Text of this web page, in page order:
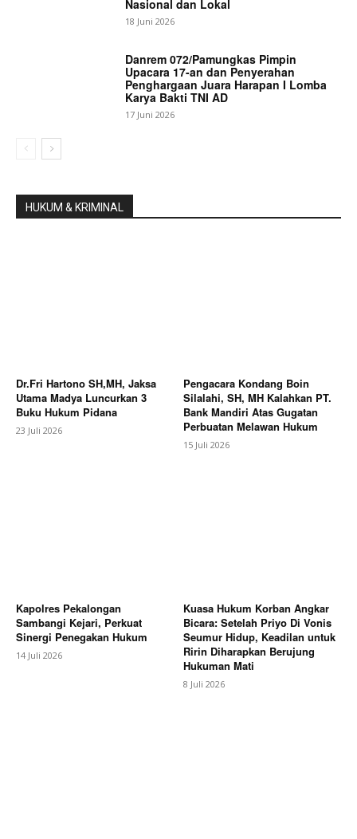
Nasional dan Lokal
18 Juni 2026
Danrem 072/Pamungkas Pimpin
Upacara 17-an dan Penyerahan
Penghargaan Juara Harapan I Lomba
Karya Bakti TNI AD
17 Juni 2026
HUKUM & KRIMINAL
Dr.Fri Hartono SH,MH, Jaksa
Utama Madya Luncurkan 3
Buku Hukum Pidana
23 Juli 2026
Pengacara Kondang Boin
Silalahi, SH, MH Kalahkan PT.
Bank Mandiri Atas Gugatan
Perbuatan Melawan Hukum
15 Juli 2026
Kapolres Pekalongan
Sambangi Kejari, Perkuat
Sinergi Penegakan Hukum
14 Juli 2026
Kuasa Hukum Korban Angkar
Bicara: Setelah Priyo Di Vonis
Seumur Hidup, Keadilan untuk
Ririn Diharapkan Berujung
Hukuman Mati
8 Juli 2026